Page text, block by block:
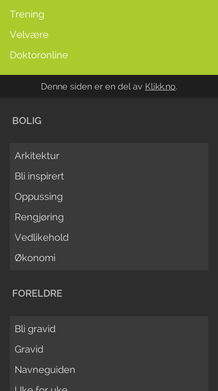
Trening
Velvære
Doktoronline
Denne siden er en del av Klikk.no.
BOLIG
Arkitektur
Bli inspirert
Oppussing
Rengjøring
Vedlikehold
Økonomi
FORELDRE
Bli gravid
Gravid
Navneguiden